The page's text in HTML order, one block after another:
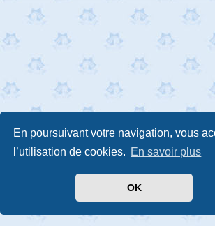
En poursuivant votre navigation, vous
l’utilisation de cookies. En savoir plus
OK